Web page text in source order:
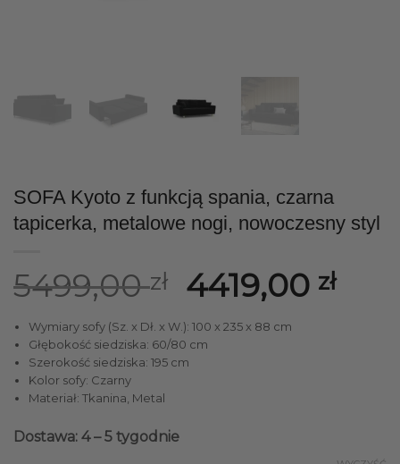
SOFA Kyoto z funkcją spania, czarna
tapicerka, metalowe nogi, nowoczesny styl
5499,00zł
Pierwotna
cena
wynosiła:
4419,00 zł
Wymiary sofy (Sz. x Dł. x W.): 100 x 235 x 88 cm
Głębokość siedziska: 60/80 cm
Szerokość siedziska: 195 cm
Kolor sofy: Czarny
Materiał: Tkanina, Metal
Dostawa: 4 – 5 tygodnie